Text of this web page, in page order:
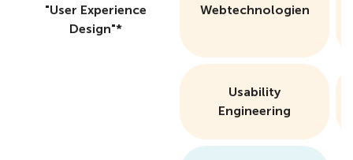
"User Experience
Design"*
Webtechnologien
Usability
Engineering